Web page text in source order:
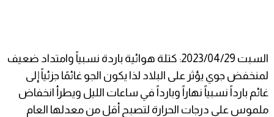
السبت 2023/04/29: كتلة هوائية باردة نسبياً وامتداد ضعيف
لمنخفض جوي يؤثر على البلاد لذا يكون الجو غائمًا جزئياً إلى
غائم بارداً نسبياً نهاراً وبارداً في ساعات الليل ويطرأ انخفاض
ملموس على درجات الحرارة لتصبح أقل من معدلها العام